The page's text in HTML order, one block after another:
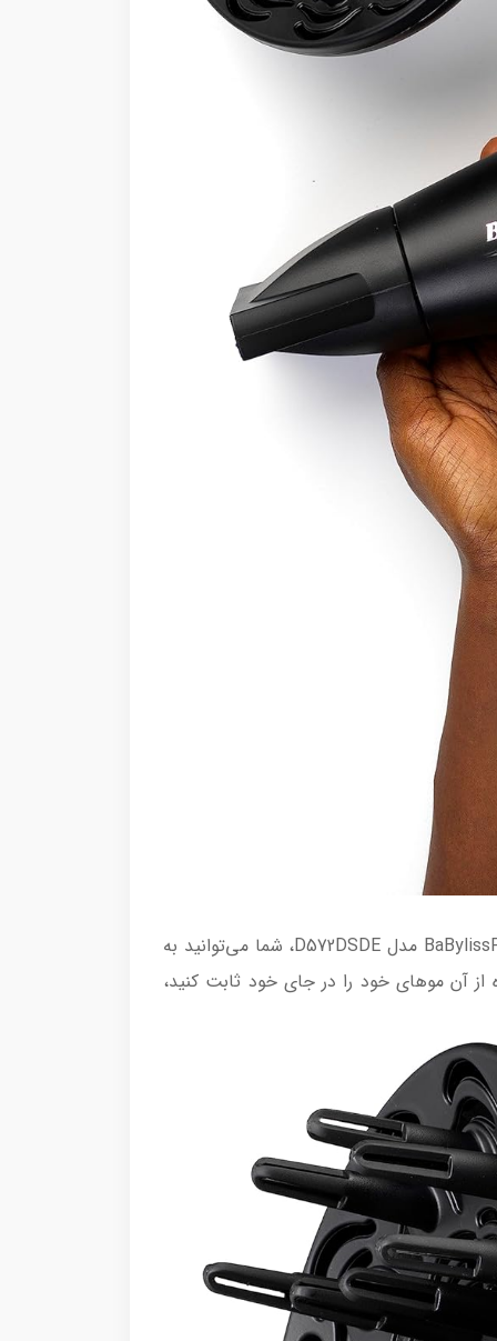
طراحی ارگونومیک و سبک این سشوار باعث می‌شود که استفاده از آن برای مدت طولانی بسیار راحت باشد. با BaBylissPRO مدل D572DSDE، شما می‌توانید به
آن موهای خود را در جای خود ثابت کنید،